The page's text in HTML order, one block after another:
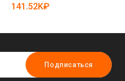
25-5086402)
141.52K₽
Подписаться